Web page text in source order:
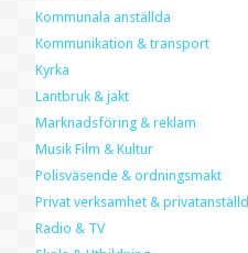
Kommunala anställda
Kommunikation & transport
Kyrka
Lantbruk & jakt
Marknadsföring & reklam
Musik Film & Kultur
Polisväsende & ordningsmakt
Privat verksamhet & privatanställd
Radio & TV